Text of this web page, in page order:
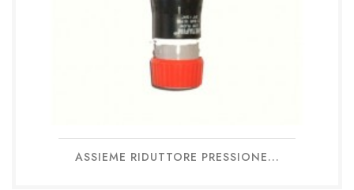
ASSIEME RIDUTTORE PRESSIONE...